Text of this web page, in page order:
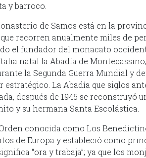
y barroco.
de Samos está en la
recorren anualmente miles de
el fundador del monacato
natal la Abadía de
la Segunda Guerra Mundial y
La Abadía que siglos
después de 1945 se reconstruyó
y su hermana Santa Escolástica.
conocida como Los
de Europa y estableció como
“ora y trabaja”; ya que los